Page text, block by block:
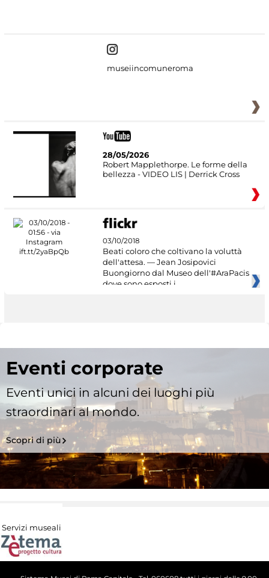
museiincomuneroma
28/05/2026
Robert Mapplethorpe. Le forme della
bellezza - VIDEO LIS | Derrick Cross
03/10/2018
Beati coloro che coltivano la voluttà
dell'attesa. — Jean Josipovici
Buongiorno dal Museo dell'#AraPacis
dove sono esposti i
Eventi corporate
Eventi unici in alcuni dei luoghi più
straordinari al mondo.
Scopri di più
Servizi museali